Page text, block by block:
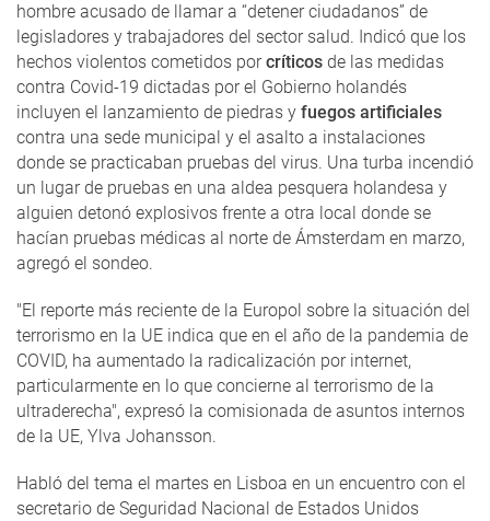
hombre acusado de llamar a “detener ciudadanos” de
legisladores y trabajadores del sector salud. Indicó que los
hechos violentos cometidos porcríticos de las medidas
contra Covid-19 dictadas por el Gobierno holandés
incluyen el lanzamiento de piedras y fuegos artificiales
contra una sede municipal y el asalto a instalaciones
donde se practicaban pruebas del virus. Una turba incendió
un lugar de pruebas en una aldea pesquera holandesa y
alguien detonó explosivos frente a otra local donde se
hacían pruebas médicas al norte de Ámsterdam en marzo,
agregó el sondeo.
"El reporte más reciente de la Europol sobre la situación del
terrorismo en la UE indica que en el año de la pandemia de
COVID, ha aumentado la radicalización por internet,
particularmente en lo que concierne al terrorismo de la
ultraderecha", expresó la comisionada de asuntos internos
de la UE, Ylva Johansson.
Habló del tema el martes en Lisboa en un encuentro con el
secretario de Seguridad Nacional de Estados Unidos